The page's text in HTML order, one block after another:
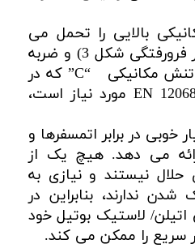
بالایی را تحمل می
کند (مثلاً مقاومت در برابر فرورفتگی شکل 3) و ضربه
ها را برای بالاترین کلاس تنش مکانیکی “C” که در
استاندارد پیشرو جهانی EN 12068 مورد نیاز است،
در برابر اتمسفرها و
می دهد. هیچ یک از
نیستند و نیازی به
ندارند، بنابراین در
اتیلن/ لاستیک بوتیل خود
سریع را ممکن می کند.